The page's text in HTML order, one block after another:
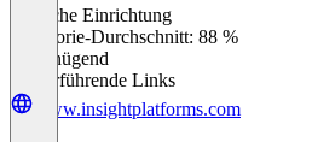
Einfache Einrichtung
Kategorie-Durchschnitt: 88 %
Ungenügend
Weiterführende Links
www.insightplatforms.com